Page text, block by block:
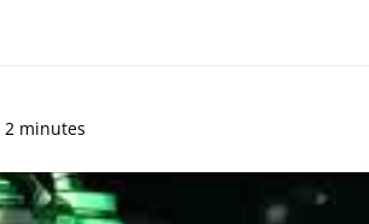
2 minutes